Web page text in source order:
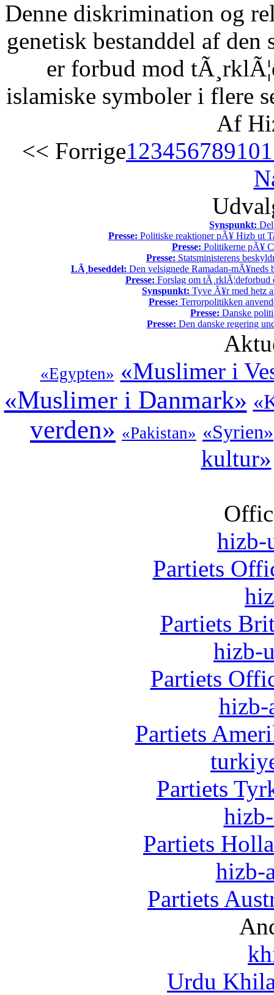
Denne diskrimination og
genetisk bestanddel af
er forbud mod
islamiske symboler i flere
Af
<< Forrige12345678910
Synspunkt:
Presse: Politiske reaktioner pÃ¥ Hizb ut
Presse: Politikerne pÃ¥
Presse: Statsministerens
LÃ¸beseddel: Den velsignede Ramadan-mÃ¥neds
Presse: Forslag om tÃ¸rklÃ¦deforbud
Synspunkt: Tyve Ã¥r med hetz
Presse: Terrorpolitikken
Presse: Danske
Presse: Den danske regering
«Egypten» «Muslimer i
«Muslimer i Danmark»
verden» «Pakistan» «Syrien»
kultur»
hizb-
Partiets
Partiets
hizb-
Partiets
hizb-
Partiets
Partiets
Partiets
hizb-
Partiets
Urdu